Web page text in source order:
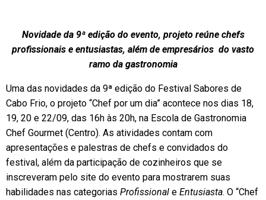
Novidade da 9ª edição do evento, projeto reúne chefs
profissionais e entusiastas, além de empresários do vasto
ramo da gastronomia
Uma das novidades da 9ª edição do Festival Sabores de
Cabo Frio, o projeto “Chef por um dia” acontece nos dias 18,
19, 20 e 22/09, das 16h às 20h, na Escola de Gastronomia
Chef Gourmet (Centro). As atividades contam com
apresentações e palestras de chefs e convidados do
festival, além da participação de cozinheiros que se
inscreveram pelo site do evento para mostrarem suas
habilidades nas categorias Profissional e Entusiasta. O “Chef